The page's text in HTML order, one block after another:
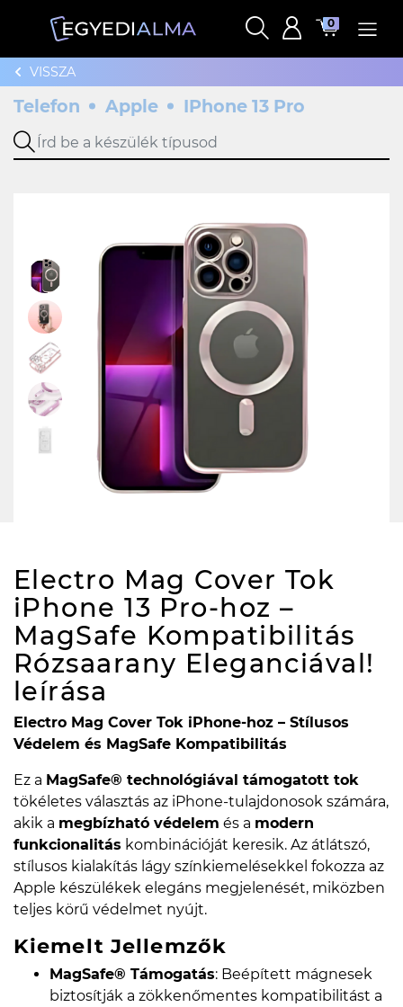
0
VISSZA
Telefon Apple IPhone 13 Pro
Electro Mag Cover Tok
iPhone 13 Pro-hoz –
MagSafe Kompatibilitás
Rózsaarany Eleganciával!
leírása
Electro Mag Cover Tok iPhone-hoz – Stílusos
Védelem és MagSafe Kompatibilitás
Ez a MagSafe® technológiával támogatott tok
tökéletes választás az iPhone-tulajdonosok számára,
akik a megbízható védelem és a modern
funkcionalitás kombinációját keresik. Az átlátszó,
stílusos kialakítás lágy színkiemelésekkel fokozza az
Apple készülékek elegáns megjelenését, miközben
teljes körű védelmet nyújt.
Kiemelt Jellemzők
MagSafe® Támogatás: Beépített mágnesek
biztosítják a zökkenőmentes kompatibilitást a